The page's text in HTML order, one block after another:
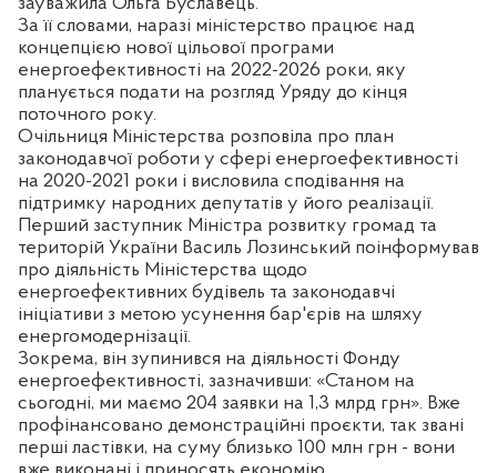
За її словами, наразі міністерство працює над
концепцією нової цільової програми
енергоефективності на 2022-2026 роки, яку
планується подати на розгляд Уряду до кінця
поточного року.
Очільниця Міністерства розповіла про план
законодавчої роботи у сфері енергоефективності
на 2020-2021 роки і висловила сподівання на
підтримку народних депутатів у його реалізації.
Перший заступник Міністра розвитку громад та
територій України Василь Лозинський поінформував
про діяльність Міністерства щодо
енергоефективних будівель та законодавчі
ініціативи з метою усунення бар'єрів на шляху
енергомодернізації.
Зокрема, він зупинився на діяльності Фонду
енергоефективності, зазначивши: «Станом на
сьогодні, ми маємо 204 заявки на 1,3 млрд грн». Вже
профінансовано демонстраційні проєкти, так звані
перші ластівки, на суму близько 100 млн грн - вони